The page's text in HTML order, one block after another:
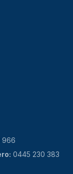
966
0445 230 383